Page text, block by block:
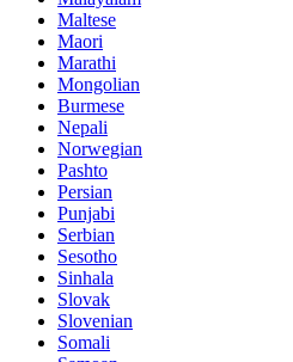
Maltese
Maori
Marathi
Mongolian
Burmese
Nepali
Norwegian
Pashto
Persian
Punjabi
Serbian
Sesotho
Sinhala
Slovak
Slovenian
Somali